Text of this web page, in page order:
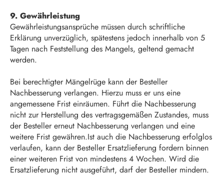
9. Gewährleistung
Gewährleistungsansprüche müssen durch schriftliche
Erklärung unverzüglich, spätestens jedoch innerhalb von 5
Tagen nach Feststellung des Mangels, geltend gemacht
werden.
Bei berechtigter Mängelrüge kann der Besteller
Nachbesserung verlangen. Hierzu muss er uns eine
angemessene Frist einräumen. Führt die Nachbesserung
nicht zur Herstellung des vertragsgemäßen Zustandes, muss
der Besteller erneut Nachbesserung verlangen und eine
weitere Frist gewähren.Ist auch die Nachbesserung erfolglos
verlaufen, kann der Besteller Ersatzlieferung fordern binnen
einer weiteren Frist von mindestens 4 Wochen. Wird die
Ersatzlieferung nicht ausgeführt, darf der Besteller mindern.